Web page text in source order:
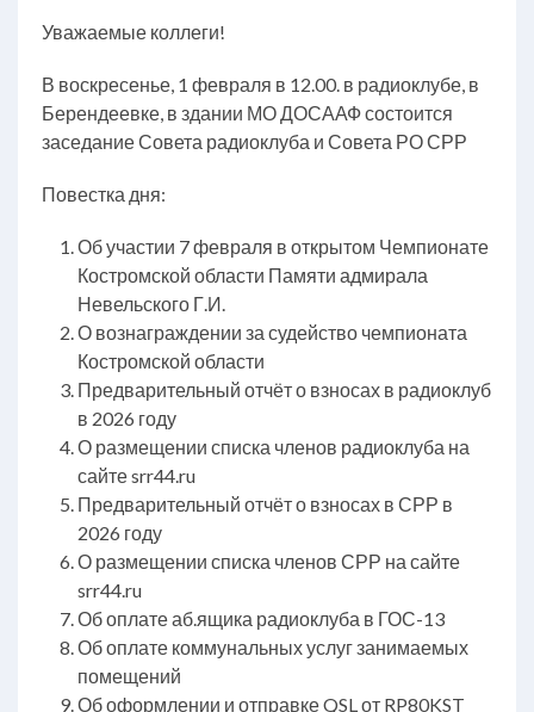
Уважаемые коллеги!
В воскресенье, 1 февраля в 12.00. в радиоклубе, в
Берендеевке, в здании МО ДОСААФ состоится
заседание Совета радиоклуба и Совета РО СРР
Повестка дня:
Об участии 7 февраля в открытом Чемпионате
Костромской области Памяти адмирала
Невельского Г.И.
О вознаграждении за судейство чемпионата
Костромской области
Предварительный отчёт о взносах в радиоклуб
в 2026 году
О размещении списка членов радиоклуба на
сайте srr44.ru
Предварительный отчёт о взносах в СРР в
2026 году
О размещении списка членов СРР на сайте
srr44.ru
Об оплате аб.ящика радиоклуба в ГОС-13
Об оплате коммунальных услуг занимаемых
помещений
Об оформлении и отправке QSL от RP80KST